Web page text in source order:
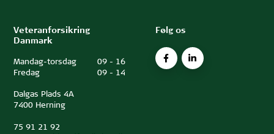
Veteranforsikring
Danmark
Mandag-torsdag 09- 16
Fredag
09- 14
Dalgas Plads 4A
7400 Herning
75 91 21 92
Følg os